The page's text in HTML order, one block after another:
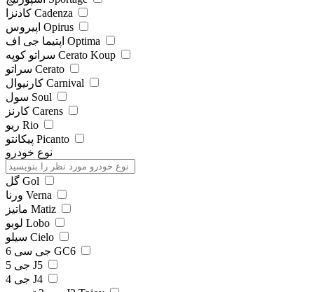
کادنزا Cadenza
اپیروس Opirus
اپتیما جی اف Optima
سراتو کوپه Cerato Koup
سراتو Cerato
کارنیوال Carnival
سول Soul
کارنز Carens
ریو Rio
پیکانتو Picanto
نوع خودرو
گل Gol
ورنا Verna
ماتیز Matiz
لوبو Lobo
سیلو Cielo
جی سی 6 GC6
جی 5 J5
جی 4 J4